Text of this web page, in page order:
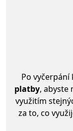
Po
platby, abyste
využitím
za to, co